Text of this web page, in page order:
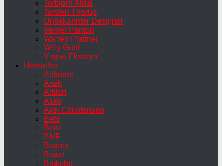
Torbjørn Afdal
Torsten Thorup
Unbekannter Designer
Verner Panton
Warren Plattner
Willy Guhl
Yngve Ekström
Hersteller
Airborne
Artek
Artifort
Asko
Axel Christensen
Behr
Benz
BMF
Bramin
Braun
Bruksbo